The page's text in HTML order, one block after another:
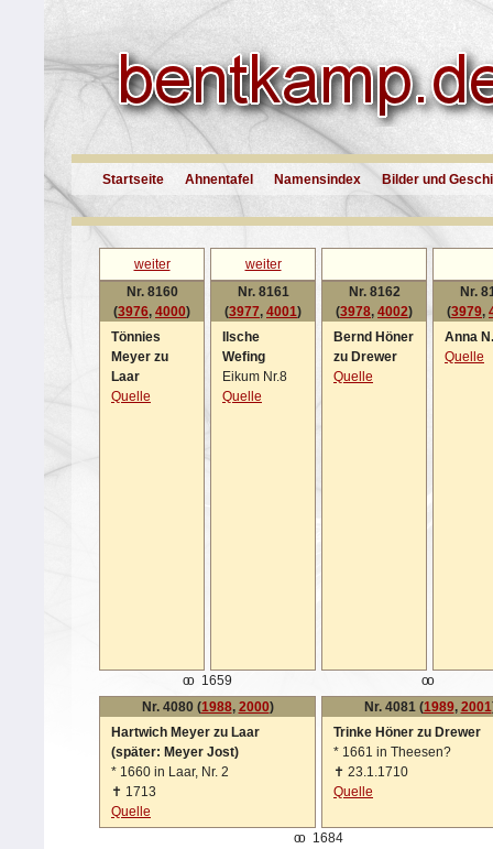
Startseite Ahnentafel Namensindex Bilder und
weiter
weiter
Nr. 8160
(3976, 4000)
Tönnies
Meyer zu
Laar
Quelle
Nr. 8161
(3977, 4001)
Ilsche
Wefing
Eikum Nr.8
Quelle
Nr. 8162
(3978, 4002)
Bernd Höner
zu Drewer
Quelle
Nr.
(3979,
Anna
Quelle
oo 1659
oo
Nr. 4080 (1988, 2000)
Hartwich Meyer zu Laar
(später: Meyer Jost)
* 1660 in Laar, Nr. 2
✝ 1713
Quelle
Nr. 4081 (1989, 2001
Trinke Höner zu Drewer
* 1661 in Theesen?
✝ 23.1.1710
Quelle
oo
1684